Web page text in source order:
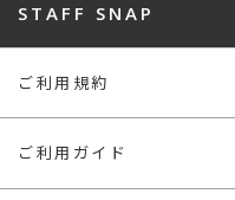
STAFF SNAP
ご利用規約
ご利用ガイド